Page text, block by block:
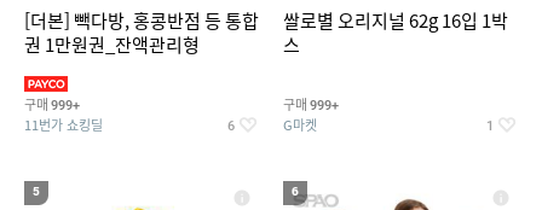
[더본] 빽다방, 홍콩반점 등 통합
권 1만원권_잔액관리형
구매 999+
11번가 쇼킹딜 6
쌀로별 오리지널 62g 16입 1박
스
구매 999+
G마켓 1
5 6